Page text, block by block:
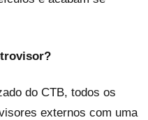
do CTB, todos os
externos com uma